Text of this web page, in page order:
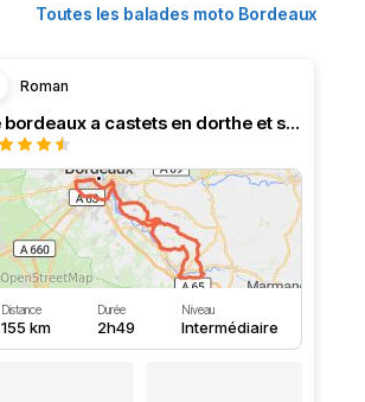
Toutes les balades moto Bordeaux
Roman
De bordeaux a castets en dorthe et ses écluses
Distance
155 km
Durée
2h49
Niveau
Intermédiaire